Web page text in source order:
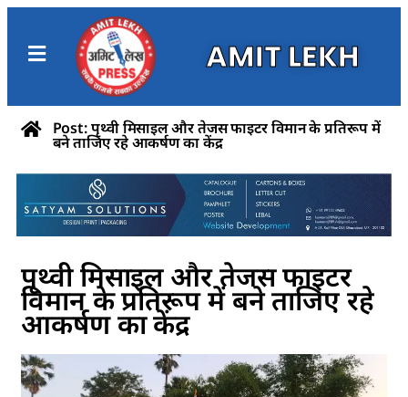
AMIT LEKH
Post: पृथ्वी मिसाइल और तेजस फाइटर विमान के प्रतिरूप में
बने ताजिए रहे आकर्षण का केंद्र
पृथ्वी मिसाइल और तेजस फाइटर
विमान के प्रतिरूप में बने ताजिए रहे
आकर्षण का केंद्र